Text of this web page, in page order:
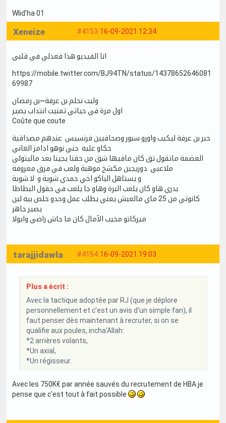
Wlid'ha 01
#4153 16-09-2021 12:34
Xeneize
انا الفيديو هذا قعدلي في قلبي
https://mobile.twitter.com/BJ94TN/status/14378652646081
69987
وليت نحلم بن عرفة~بن رمضان
اول مرة في حياتي تمنيت انتداب يصير
Coûte que coute
خبر بن عرفة ليكيب واورو سبور وصحافيين فرنسيس عندهم مصداقية
حكاو عليه حني نوهو ادامز الغاني
العضمة ماتقول تق كان مافيها شق من حقنا يجينا بعد ماليتولي
ملاعبي دوريجين مكشخ موهبة ولعب في فرق معروفة
و يستاهل الباكو اخي حمدي شوية و لا شوية
بدري هاو كان يلعب البرة وهاو جا يلعب في حقول البطاطا
كانوتي من 25 ماي مالعبش يعني يطلب عمل وحدو خلص بيه لين
يصير جاهز
ميركاتو مخيب الآمال كان ما جاش راضي وايولا
#4154 16-09-2021 19:03
tarajjidawla
Plus a écrit :
Avec la tactique adoptée par RJ (que je déplore
personnellement et c'est un avis d'un simple fan), il
faut penser dès maintenant à recruter, si on se
qualifie aux poules, incha'Allah:
*2 arrières volants,
*Un axial,
*Un régisseur.
Avec les 750K€ par année sauvés du recrutement de HBA je
pense que c'est tout à fait possible